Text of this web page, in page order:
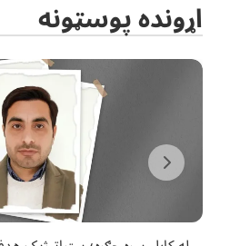
اړونده پوسټونه